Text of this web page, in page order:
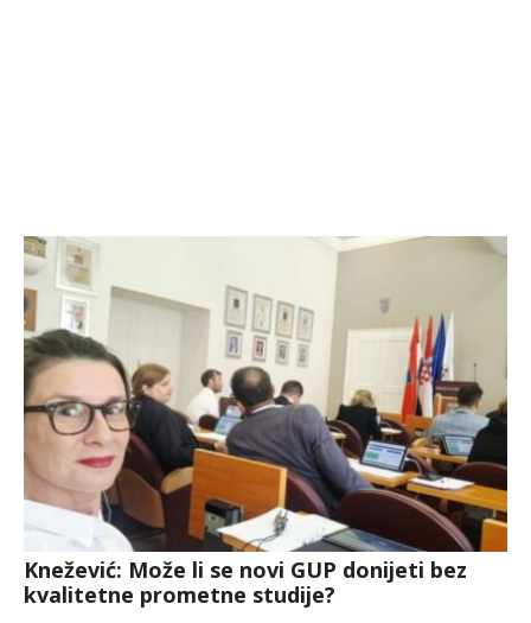
Knežević: Može li se novi GUP donijeti bez
kvalitetne prometne studije?